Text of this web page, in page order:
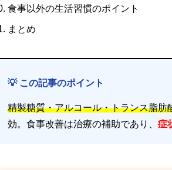
食事以外の生活習慣のポイント
まとめ
💡 この記事のポイント
精製糖質・アルコール・トランス脂肪
効。食事改善は治療の補助であり、 症